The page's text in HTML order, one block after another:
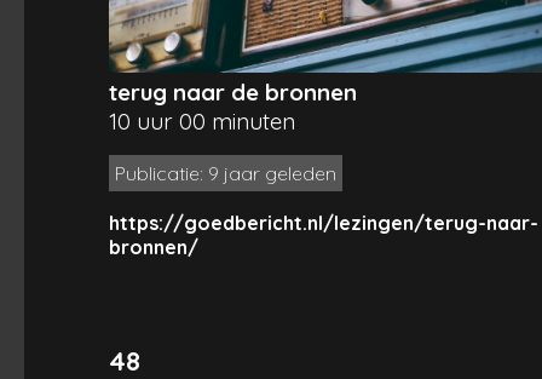
terug naar de bronnen
10 uur 00 minuten
Publicatie: 9 jaar geleden
https://goedbericht.nl/lezingen/terug-naar-
bronnen/
48